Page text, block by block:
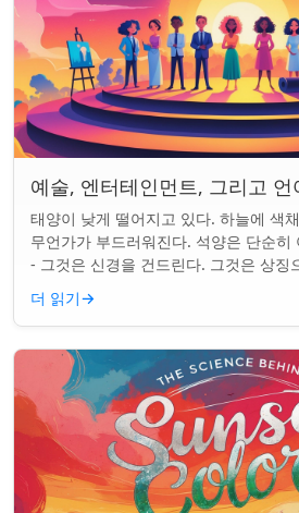
예술, 엔터테인먼트, 그리고 언
태양이 낮게 떨어지고 있다. 하늘에 색
무언가가 부드러워진다. 석양은 단순
- 그것은 신경을 건드린다. 그것은 상징
면, 그리고 우리가 말하는 ...
더 읽기→